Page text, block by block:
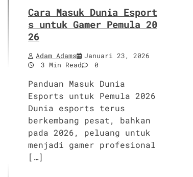
Cara Masuk Dunia Esport
s untuk Gamer Pemula 20
26
Adam Adams
Januari 23, 2026
3 Min Read
0
Panduan Masuk Dunia
Esports untuk Pemula 2026
Dunia esports terus
berkembang pesat, bahkan
pada 2026, peluang untuk
menjadi gamer profesional
[…]